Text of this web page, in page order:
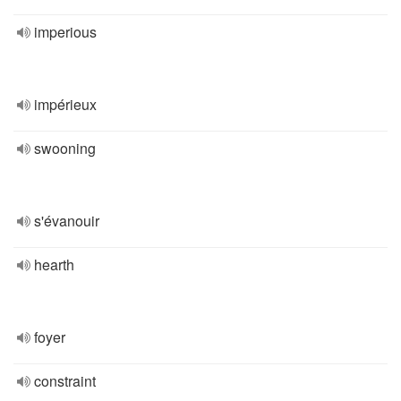
imperious
impérieux
swooning
s'évanouir
hearth
foyer
constraint